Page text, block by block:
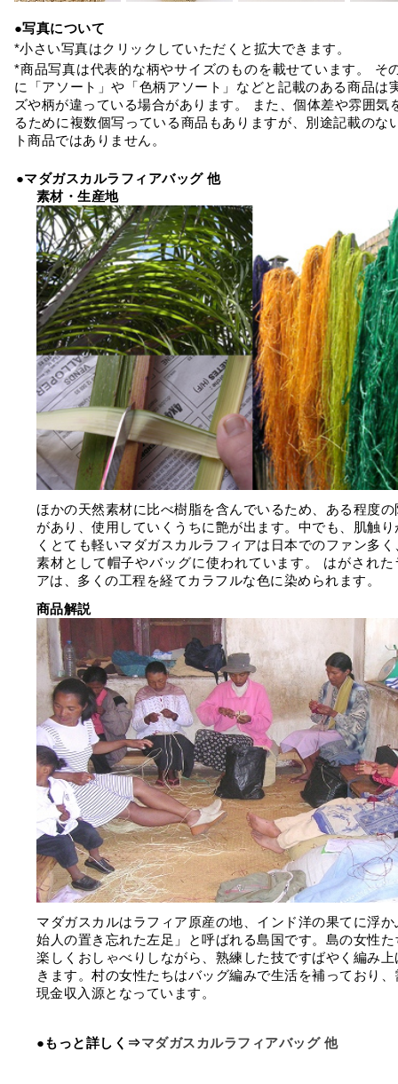
●写真について
*小さい写真はクリックしていただくと拡大できます。
*商品写真は代表的な柄やサイズのものを載せています。 そ
に「アソート」や「色柄アソート」などと記載のある商品は
ズや柄が違っている場合があります。 また、個体差や雰囲気
るために複数個写っている商品もありますが、別途記載のな
ト商品ではありません。
●マダガスカルラフィアバッグ 他
素材・生産地
ほかの天然素材に比べ樹脂を含んでいるため、ある程度
があり、使用していくうちに艶が出ます。中でも、肌触
くとても軽いマダガスカルラフィアは日本でのファン多
素材として帽子やバッグに使われています。 はがされた
アは、多くの工程を経てカラフルな色に染められます。
商品解説
マダガスカルはラフィア原産の地、インド洋の果てに浮
始人の置き忘れた左足」と呼ばれる島国です。島の女性
楽しくおしゃべりしながら、熟練した技ですばやく編み
きます。村の女性たちはバッグ編みで生活を補っており
現金収入源となっています。
●もっと詳しく⇒マダガスカルラフィアバッグ 他